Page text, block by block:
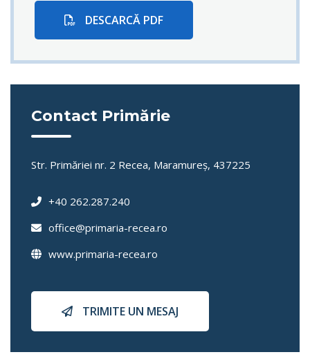
DESCARCĂ PDF
Contact Primărie
Str. Primăriei nr. 2 Recea, Maramureş, 437225
+40 262.287.240
office@primaria-recea.ro
www.primaria-recea.ro
TRIMITE UN MESAJ